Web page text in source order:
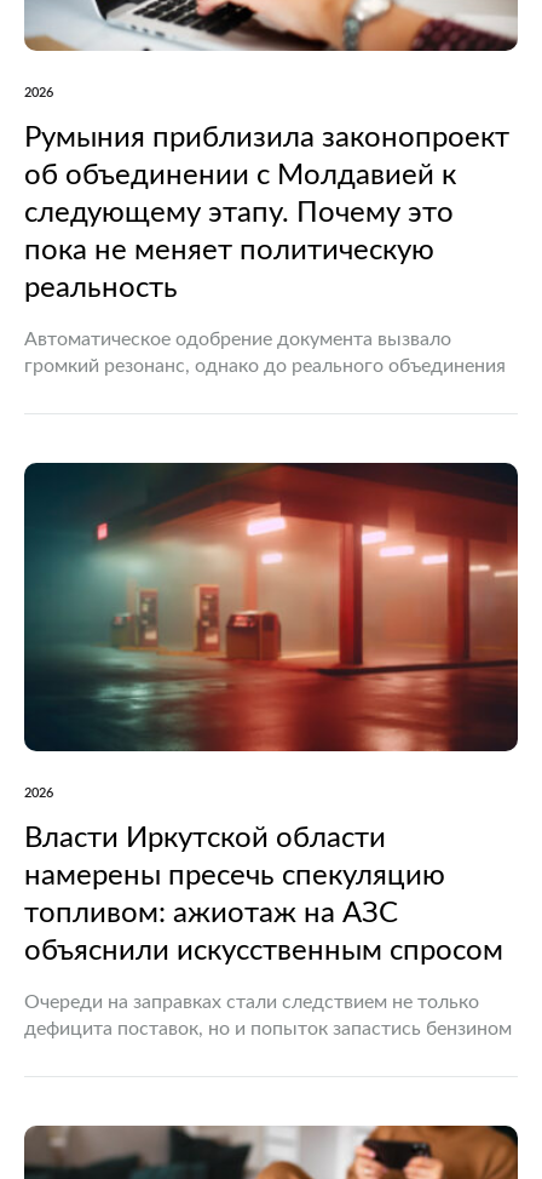
2026
Румыния приблизила законопроект
об объединении с Молдавией к
следующему этапу. Почему это
пока не меняет политическую
реальность
Автоматическое одобрение документа вызвало
громкий резонанс, однако до реального объединения
политической жизни Румынии произошло событие,
объединения страны с…
2026
Власти Иркутской области
намерены пресечь спекуляцию
топливом: ажиотаж на АЗС
объяснили искусственным спросом
Очереди на заправках стали следствием не только
дефицита поставок, но и попыток запастись бензином
для нормализации ситуации на рынке автомобильного